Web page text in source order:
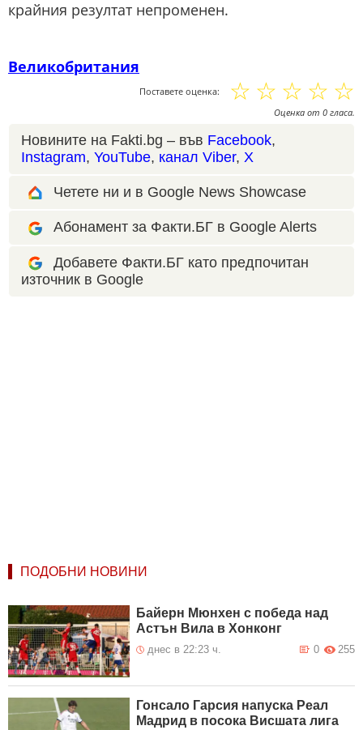
крайния резултат непроменен.
Великобритания
Поставете оценка: ☆
☆
☆
☆
☆
Оценка от 0 гласа.
Новините на Fakti.bg – във Facebook,
Instagram, YouTube, канал Viber, X
Четете ни и в Google News Showcase
Абонамент за Факти.БГ в Google Alerts
Добавете Факти.БГ като предпочитан
източник в Google
ПОДОБНИ НОВИНИ
Байерн Мюнхен с победа над
Астън Вила в Хонконг
днес в 22:23 ч. 255
0
Гонсало Гарсия напуска Реал
Мадрид в посока Висшата лига